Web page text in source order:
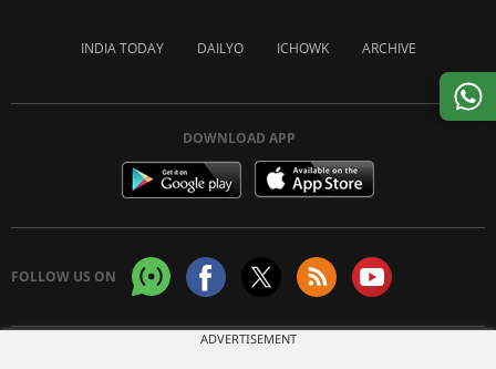
INDIA TODAY DAILYO ICHOWK ARCHIVE
DOWNLOAD APP
FOLLOW US ON
ADVERTISEMENT